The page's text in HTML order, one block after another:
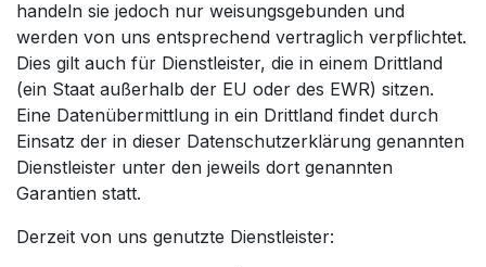
handeln sie jedoch nur weisungsgebunden und
werden von uns entsprechend vertraglich verpflichtet.
Dies gilt auch für Dienstleister, die in einem Drittland
(ein Staat außerhalb der EU oder des EWR) sitzen.
Eine Datenübermittlung in ein Drittland findet durch
Einsatz der in dieser Datenschutzerklärung genannten
Dienstleister unter den jeweils dort genannten
Garantien statt.
Derzeit von uns genutzte Dienstleister: